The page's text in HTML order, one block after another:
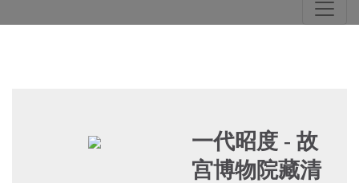
一代昭度 - 故
宫博物院藏清